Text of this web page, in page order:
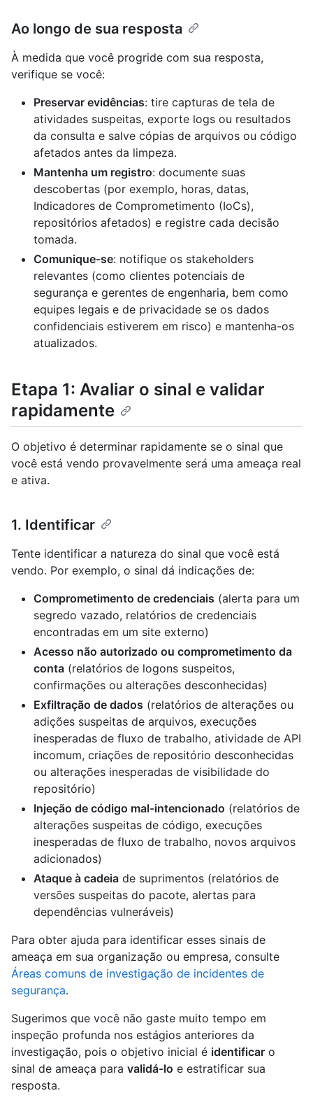
Ao longo de sua resposta
À medida que você progride com sua resposta,
verifique se você:
Preservar evidências: tire capturas de tela de
atividades suspeitas, exporte logs ou resultados
da consulta e salve cópias de arquivos ou código
afetados antes da limpeza.
Mantenha um registro: documente suas
descobertas (por exemplo, horas, datas,
Indicadores de Comprometimento (IoCs),
repositórios afetados) e registre cada decisão
tomada.
Comunique-se: notifique os stakeholders
relevantes (como clientes potenciais de
segurança e gerentes de engenharia, bem como
equipes legais e de privacidade se os dados
confidenciais estiverem em risco) e mantenha-os
atualizados.
Etapa 1: Avaliar o sinal e validar
rapidamente
O objetivo é determinar rapidamente se o sinal que
você está vendo provavelmente será uma ameaça real
e ativa.
1. Identificar
Tente identificar a natureza do sinal que você está
vendo. Por exemplo, o sinal dá indicações de:
Comprometimento de credenciais (alerta para um
segredo vazado, relatórios de credenciais
encontradas em um site externo)
Acesso não autorizado ou comprometimento da
conta (relatórios de logons suspeitos,
confirmações ou alterações desconhecidas)
Exfiltração de dados (relatórios de alterações ou
adições suspeitas de arquivos, execuções
inesperadas de fluxo de trabalho, atividade de API
incomum, criações de repositório desconhecidas
ou alterações inesperadas de visibilidade do
repositório)
Injeção de código mal-intencionado (relatórios de
alterações suspeitas de código, execuções
inesperadas de fluxo de trabalho, novos arquivos
adicionados)
Ataque à cadeia de suprimentos (relatórios de
versões suspeitas do pacote, alertas para
dependências vulneráveis)
Para obter ajuda para identificar esses sinais de
ameaça em sua organização ou empresa, consulte
Áreas comuns de investigação de incidentes de
segurança.
Sugerimos que você não gaste muito tempo em
inspeção profunda nos estágios anteriores da
investigação, pois o objetivo inicial é identificar o
sinal de ameaça para validá-lo e estratificar sua
resposta.